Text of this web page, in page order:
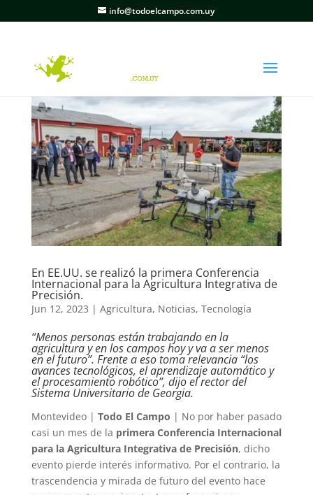
info@todoelcampo.com.uy
En EE.UU. se realizó la primera Conferencia
Internacional para la Agricultura Integrativa de
Precisión.
Jun 12, 2023 | Agricultura, Noticias, Tecnología
“Menos personas están trabajando en la
agricultura y en los campos hoy y va a ser menos
en el futuro”. Frente a eso toma relevancia “los
avances tecnológicos, el aprendizaje automático y
el procesamiento robótico”, dijo el rector del
Sistema Universitario de Georgia.
Montevideo | Todo El Campo | No por haber pasado
casi un mes de la primera Conferencia Internacional
para la Agricultura Integrativa de Precisión, dicho
evento pierde interés informativo. Por el contrario, la
trascendencia y mirada de futuro del evento hace